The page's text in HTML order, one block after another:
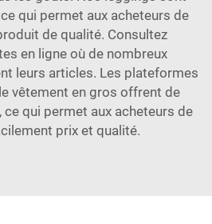
qui permet aux acheteurs de
de qualité. Consultez
en ligne où de nombreux
leurs articles. Les plateformes
vêtement en gros offrent de
qui permet aux acheteurs de
prix et qualité.